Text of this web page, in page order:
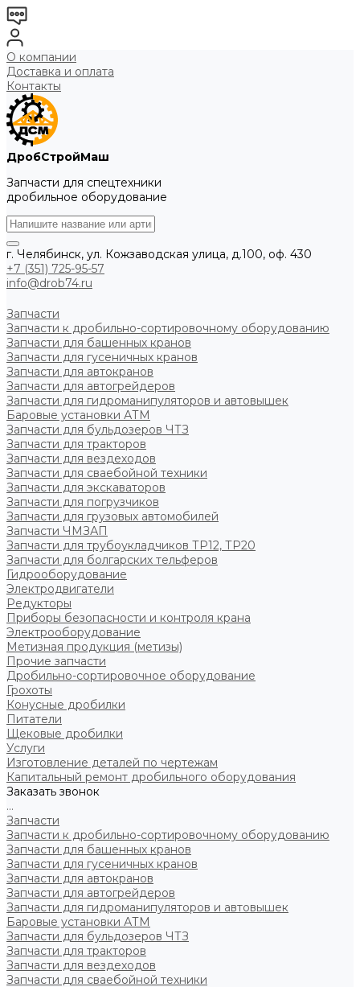
О компании
Доставка и оплата
Контакты
ДробСтройМаш
Запчасти для спецтехники
дробильное оборудование
г. Челябинск, ул. Кожзаводская улица, д.100, оф. 430
+7 (351) 725-95-57
info@drob74.ru
Запчасти
Запчасти к дробильно-сортировочному оборудованию
Запчасти для башенных кранов
Запчасти для гусеничных кранов
Запчасти для автокранов
Запчасти для автогрейдеров
Запчасти для гидроманипуляторов и автовышек
Баровые установки АТМ
Запчасти для бульдозеров ЧТЗ
Запчасти для тракторов
Запчасти для вездеходов
Запчасти для сваебойной техники
Запчасти для экскаваторов
Запчасти для погрузчиков
Запчасти для грузовых автомобилей
Запчасти ЧМЗАП
Запчасти для трубоукладчиков ТР12, ТР20
Запчасти для болгарских тельферов
Гидрооборудование
Электродвигатели
Редукторы
Приборы безопасности и контроля крана
Электрооборудование
Метизная продукция (метизы)
Прочие запчасти
Дробильно-сортировочное оборудование
Грохоты
Конусные дробилки
Питатели
Щековые дробилки
Услуги
Изготовление деталей по чертежам
Капитальный ремонт дробильного оборудования
Заказать звонок
...
Запчасти
Запчасти к дробильно-сортировочному оборудованию
Запчасти для башенных кранов
Запчасти для гусеничных кранов
Запчасти для автокранов
Запчасти для автогрейдеров
Запчасти для гидроманипуляторов и автовышек
Баровые установки АТМ
Запчасти для бульдозеров ЧТЗ
Запчасти для тракторов
Запчасти для вездеходов
Запчасти для сваебойной техники